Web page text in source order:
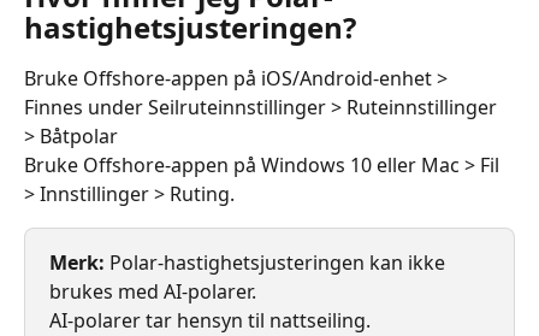
hastighetsjusteringen?
Bruke Offshore-appen på iOS/Android-enhet >
Finnes under Seilruteinnstillinger > Ruteinnstillinger
> Båtpolar
Bruke Offshore-appen på Windows 10 eller Mac > Fil
> Innstillinger > Ruting.
Merk: Polar-hastighetsjusteringen kan ikke
brukes med AI-polarer.
AI-polarer tar hensyn til nattseiling.